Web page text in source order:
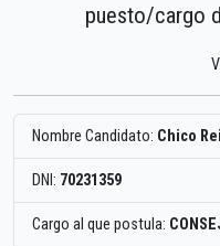
puesto/cargo
Nombre Candidato: Chico
DNI: 70231359
Cargo al que postula: